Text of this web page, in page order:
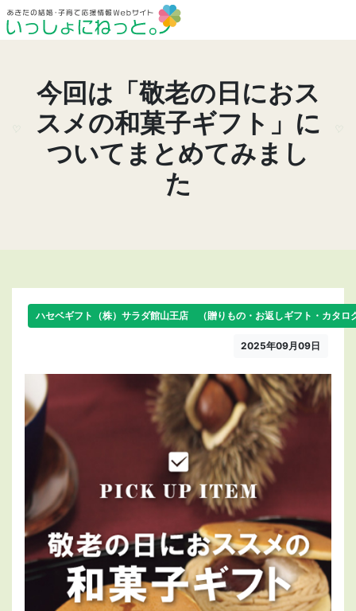
今回は「敬老の日におス
スメの和菓子ギフト」に
ついてまとめてみまし
た
ハセベギフト（株）サラダ館山王店 （贈りもの・お返しギフト・カタロ
2025年09月09日